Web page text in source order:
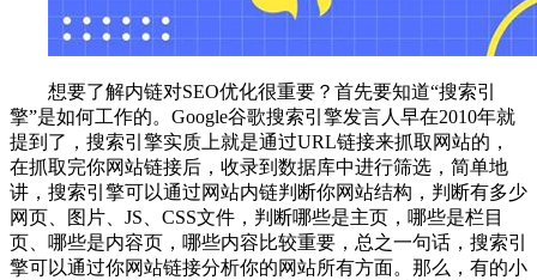
想要了解内链对SEO优化很重要？首先要知道“搜索引
擎”是如何工作的。Google谷歌搜索引擎发言人早在2010年就
提到了，搜索引擎实质上就是通过URL链接来抓取网站的，
在抓取完你网站链接后，收录到数据库中进行筛选，简单地
讲，搜索引擎可以通过网站内链判断你网站结构，判断有多少
网页、图片、JS、CSS文件，判断哪些是主页，哪些是栏目
页、哪些是内容页，哪些内容比较重要，总之一句话，搜索引
擎可以通过你网站链接分析你的网站所有方面。那么，有的小